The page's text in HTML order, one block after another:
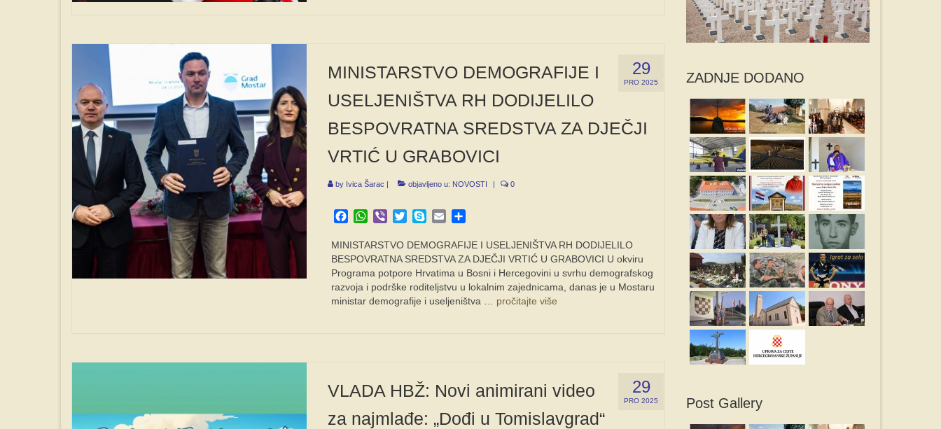
29
PRO 2025
MINISTARSTVO DEMOGRAFIJE I
USELJENIŠTVA RH DODIJELILO
BESPOVRATNA SREDSTVA ZA DJEČJI
VRTIĆ U GRABOVICI
by Ivica Šarac | objavljeno u: NOVOSTI | 0
Facebook
WhatsApp
Viber TwitterSkypeEmail
MINISTARSTVO DEMOGRAFIJE I USELJENIŠTVA RH DODIJELILO
BESPOVRATNA SREDSTVA ZA DJEČJI VRTIĆ U GRABOVICI U okviru
Programa potpore Hrvatima u Bosni i Hercegovini u svrhu demografskog
razvoja i podrške roditeljstvu u lokalnim zajednicama, danas je u Mostaru
ministar demografije i useljeništva … pročitajte više
29
PRO 2025
VLADA HBŽ: Novi animirani video
za najmlađe: „Dođi u Tomislavgrad“
ZADNJE DODANO
Post Gallery